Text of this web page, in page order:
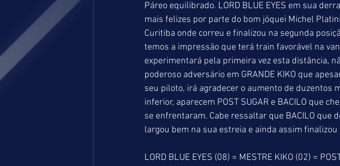
Páreo equilibrado. LORD BLUE EYES em sua
mais felizes por parte do bom jóquei Michel
Curitiba onde correu e finalizou na segunda
temos a impressão que terá train favorável na
experimentará pela primeira vez esta distância,
poderoso adversário em GRANDE KIKO que
seu piloto, irá agradecer o aumento de
inferior, aparecem POST SUGAR e BACILO que
se enfrentaram. Cabe ressaltar que BACILO que
largou bem na sua estreia e ainda assim finalizou
LORD BLUE EYES (08) = MESTRE KIKO (02) =